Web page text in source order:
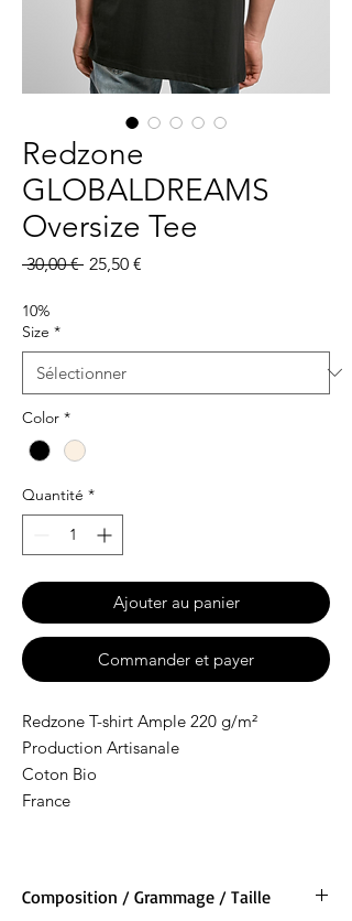
Redzone
GLOBALDREAMS
Oversize Tee
30,00 € Prix
25,50 €
10%
Size *
Color *
Quantité *
Ajouter au panier
Commander et payer
Redzone T-shirt Ample 220 g/m²
Production Artisanale
Coton Bio
France
Composition / Grammage / Taille